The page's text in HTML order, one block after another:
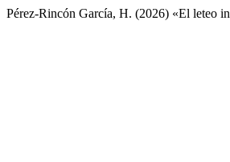
Pérez-Rincón García, H. (2026) «El leteo